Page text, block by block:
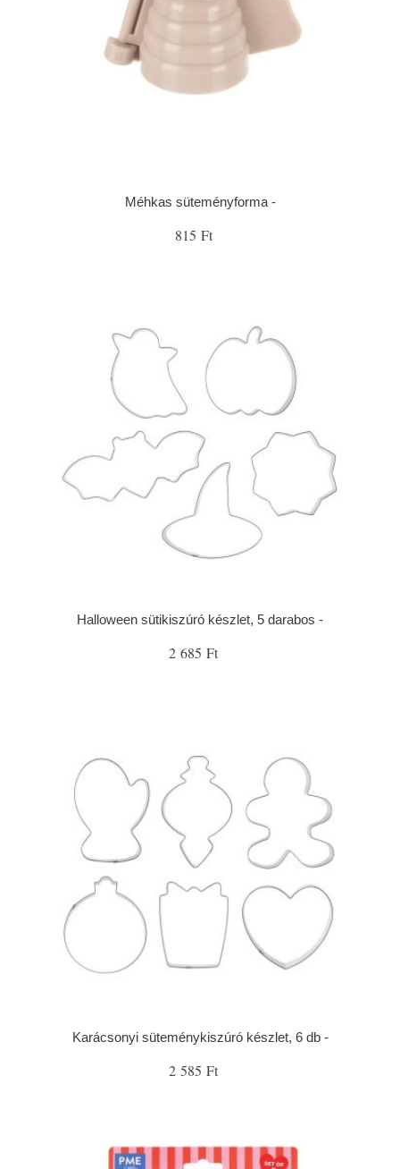
Méhkas süteményforma -
815 Ft
Halloween sütikiszúró készlet, 5 darabos -
2 685 Ft
Karácsonyi süteménykiszúró készlet, 6 db -
2 585 Ft